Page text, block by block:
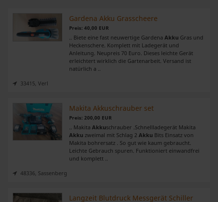
Gardena Akku Grasscheere
Preis: 40,00 EUR
.. Biete eine fast neuwertige Gardena Akku Gras und
Heckenschere. Komplett mit Ladegerät und
Anleitung. Neupreis 70 Euro. Dieses leichte Gerät
erleichtert wirklich die Gartenarbeit. Versand ist
natürlich a ..
33415, Verl
Makita Akkuschrauber set
Preis: 200,00 EUR
.. Makita Akkuschrauber .Schnellladegerät Makita
Akku zweimal mit Schlag 2 Akku Bits Einsatz von
Makita bohrersatz . So gut wie kaum gebraucht.
Leichte Gebrauch spuren. Funktioniert einwandfrei
und komplett ..
48336, Sassenberg
Langzeit Blutdruck Messgerät Schiller